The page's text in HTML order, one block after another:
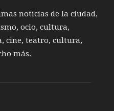
noticias de la ciudad,
ocio, cultura,
cine, teatro, cultura,
más.